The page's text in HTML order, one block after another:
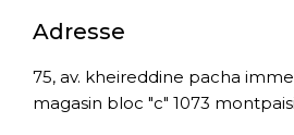
Adresse
75, av. kheireddine pacha
magasin bloc "c" 1073